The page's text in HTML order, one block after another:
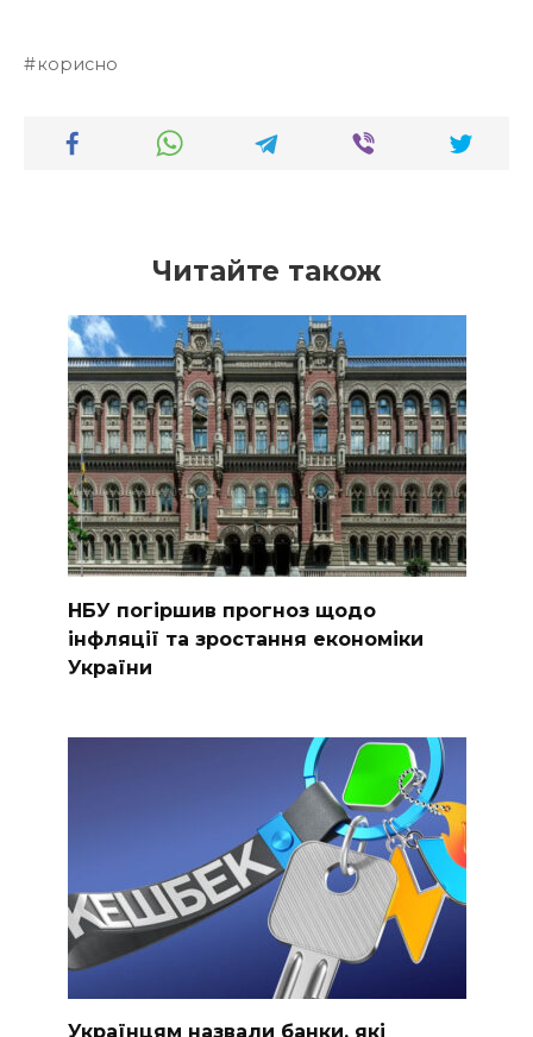
корисно
Читайте також
НБУ погіршив прогноз щодо
інфляції та зростання економіки
України
Українцям назвали банки, які